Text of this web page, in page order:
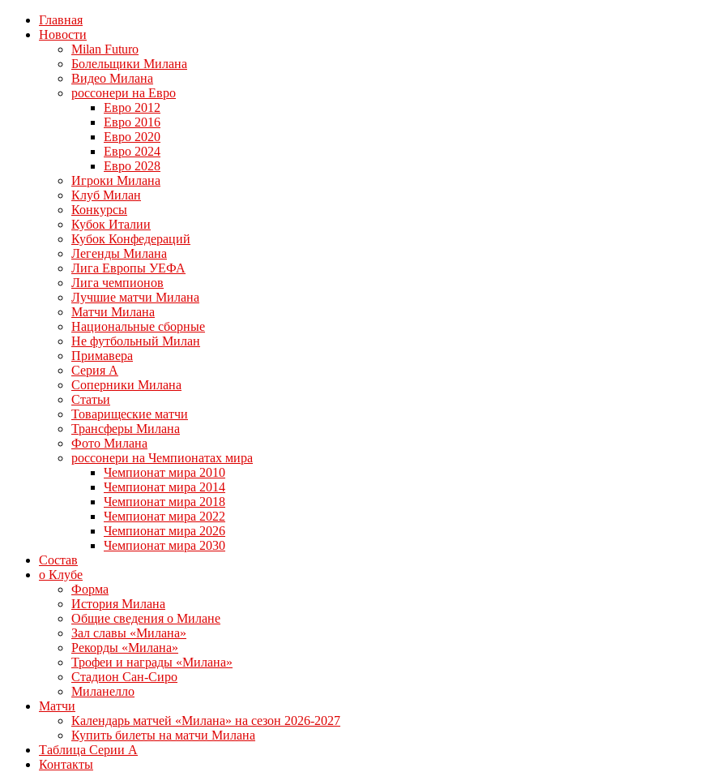
Главная
Новости
Milan Futuro
Болельщики Милана
Видео Милана
россонери на Евро
Евро 2012
Евро 2016
Евро 2020
Евро 2024
Евро 2028
Игроки Милана
Клуб Милан
Конкурсы
Кубок Италии
Кубок Конфедераций
Легенды Милана
Лига Европы УЕФА
Лига чемпионов
Лучшие матчи Милана
Матчи Милана
Национальные сборные
Не футбольный Милан
Примавера
Серия А
Соперники Милана
Статьи
Товарищеские матчи
Трансферы Милана
Фото Милана
россонери на Чемпионатах мира
Чемпионат мира 2010
Чемпионат мира 2014
Чемпионат мира 2018
Чемпионат мира 2022
Чемпионат мира 2026
Чемпионат мира 2030
Состав
о Клубе
Форма
История Милана
Общие сведения о Милане
Зал славы «Милана»
Рекорды «Милана»
Трофеи и награды «Милана»
Стадион Сан-Сиро
Миланелло
Матчи
Календарь матчей «Милана» на сезон 2026-2027
Купить билеты на матчи Милана
Таблица Серии А
Контакты